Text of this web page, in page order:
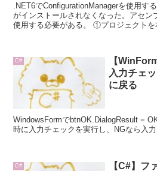
.NET6でConfigurationManagerを使用する .NET6では参照アセンブリ
がインストールされなくなった。アセン
使用する必要がある。 ①プロジェクトを右クリック②NuGetパッケ
C#
【
入力チェ
に戻る
WindowsFormでbtnOK.DialogResult =
時に入力チェックを実行し、NGなら入力
C#
【C#】フ